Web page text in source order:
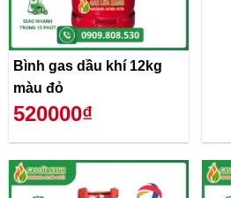
Bình gas dầu khí 12kg
màu đỏ
520000₫